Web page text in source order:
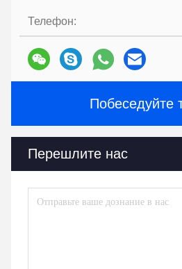
Телефон:
Побеседуйте
Перешлите нас